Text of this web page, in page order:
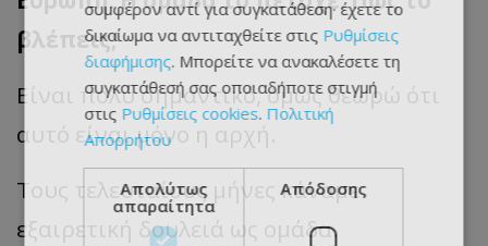
βλέπεις;
Είναι πολύ σημαντικό, όμως θεωρώ ότι
αυτό είναι μόνο η αρχή.
Τους τελευταίους μήνες κάναμε
εξαιρετική δουλειά ως ομάδα.
συμφέρον αντί για συγκατάθεση· έχετε το
δικαίωμα να αντιταχθείτε στις Ρυθμίσεις
διαφήμισης. Μπορείτε να ανακαλέσετε τη
συγκατάθεσή σας οποιαδήποτε στιγμή
στις Ρυθμίσεις cookies. Πολιτική
Απορρήτου
Απολύτως
απαραίτητα
Απόδοσης